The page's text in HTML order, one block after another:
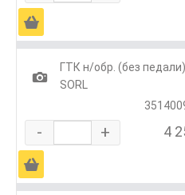
Ä
1
ГТК н/обр. (без
SORL
- + 4
Ä